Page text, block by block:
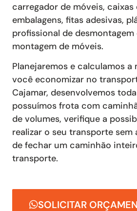
carregador de móveis, caixas
embalagens, fitas adesivas,
profissional de desmontagem
montagem de móveis.
Planejaremos e calculamos a
você economizar no
Cajamar, desenvolvemos
possuímos frota com
de volumes, verifique a
realizar o seu transporte sem
de fechar um caminhão
transporte.
SOLICITAR